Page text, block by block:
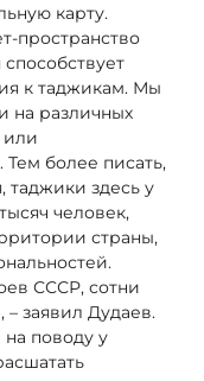
карту.
пространство
к таджикам. Мы
на различных
или
более писать,
таджики здесь у
человек,
страны,
СССР, сотни
– заявил Дудаев.
поводу у